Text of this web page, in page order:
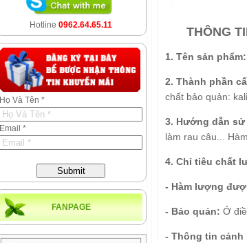
THÔNG
1. Tên sản phẩm:
2. Thành phần
chất bảo quản:
3. Hướng dẫn
làm rau câu...
4. Chỉ tiêu chất
- Hàm lượng
- Bảo quản: Ở
- Thông tin cảnh
Hotline 0962.64.65.11
Họ Và Tên *
Email *
Submit
FANPAGE